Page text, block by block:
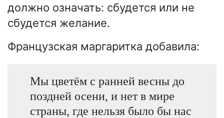
должно означать: сбудется или не
сбудется желание.
Французская маргаритка добавила:
Мы цветём с ранней весны до
поздней осени, и нет в мире
страны, где нельзя было бы нас